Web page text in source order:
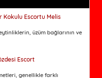
Kokulu Escortu Melis
üzüm bağlarının ve
Escort
genellikle farklı